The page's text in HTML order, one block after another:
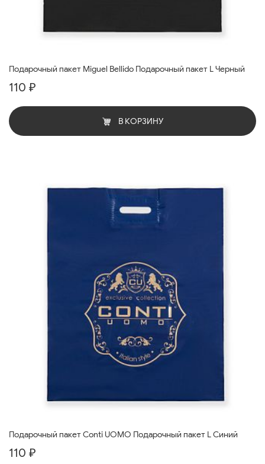
Подарочный пакет Miguel Bellido Подарочный пакет L Черный
110 ₽
В КОРЗИНУ
Подарочный пакет Conti UOMO Подарочный пакет L Синий
110 ₽